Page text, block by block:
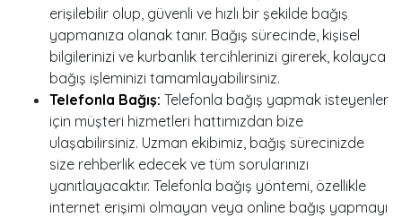
erişilebilir olup, güvenli ve hızlı bir şekilde bağış
yapmanıza olanak tanır. Bağış sürecinde, kişisel
bilgilerinizi ve kurbanlık tercihlerinizi girerek, kolayca
bağış işleminizi tamamlayabilirsiniz.
Telefonla Bağış: Telefonla bağış yapmak isteyenler
için müşteri hizmetleri hattımızdan bize
ulaşabilirsiniz. Uzman ekibimiz, bağış sürecinizde
size rehberlik edecek ve tüm sorularınızı
yanıtlayacaktır. Telefonla bağış yöntemi, özellikle
internet erişimi olmayan veya online bağış yapmayı